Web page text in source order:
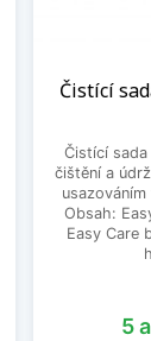
Čistící
Čistící sada
čištění a
Obsah:
Easy Care
5